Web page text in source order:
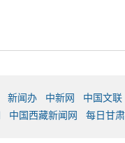
新闻办 中新网
中国文联
中国西藏新闻网 每日甘